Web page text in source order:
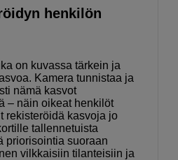
henkilön
on kuvassa tärkein ja
Kamera tunnistaa ja
nämä kasvot
– näin oikeat henkilöt
rekisteröidä kasvoja jo
tallennetuista
priorisointia suoraan
vilkkaisiin tilanteisiin ja